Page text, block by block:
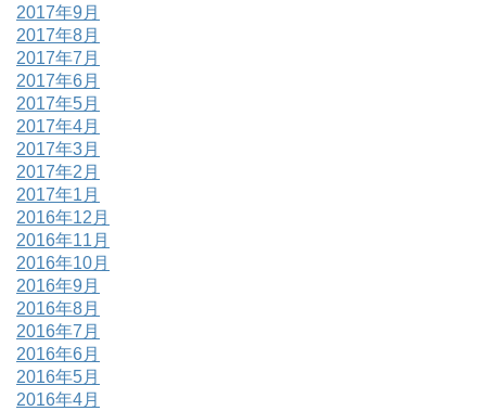
2017年9月
2017年8月
2017年7月
2017年6月
2017年5月
2017年4月
2017年3月
2017年2月
2017年1月
2016年12月
2016年11月
2016年10月
2016年9月
2016年8月
2016年7月
2016年6月
2016年5月
2016年4月